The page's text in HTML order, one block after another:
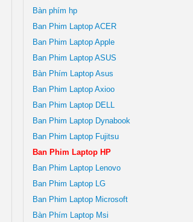
Bàn phím hp
Ban Phim Laptop ACER
Ban Phim Laptop Apple
Ban Phim Laptop ASUS
Bàn Phím Laptop Asus
Ban Phim Laptop Axioo
Ban Phim Laptop DELL
Ban Phim Laptop Dynabook
Ban Phim Laptop Fujitsu
Ban Phim Laptop HP
Ban Phim Laptop Lenovo
Ban Phim Laptop LG
Ban Phim Laptop Microsoft
Bàn Phím Laptop Msi